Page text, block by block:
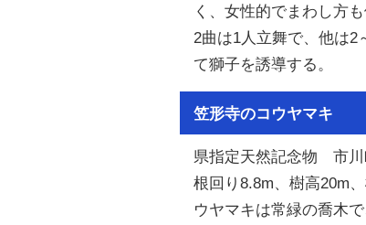
く、女性的でまわし方
2曲は1人立舞で、他は2
て獅子を誘導する。
笠形寺のコウヤマキ
県指定天然記念物 市
根回り8.8m、樹高20m
ウヤマキは常緑の喬木